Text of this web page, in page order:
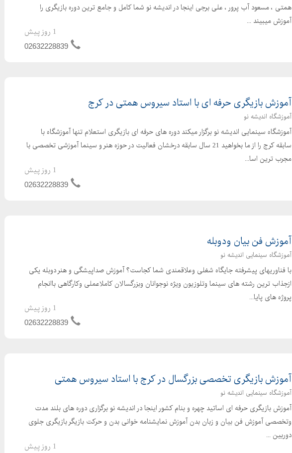
همتی ، مسعود آب پرور ، علی برجی اینجا در اندیشه نو شما کامل و جامع ترین دوره بازیگری را
آموزش میبیند ...
1 روز پیش
02632228839
آموزش بازیگری حرفه ای با استاد سیروس همتی در کرج
آموزشگاه اندیشه نو
آموزشگاه سینمایی اندیشه نو برگزار میکند دوره های حرفه ای بازیگری استعلام تنها آموزشگاه با
سابقه کرج را از ما بخواهید 21 سال سابقه درخشان فعالیت در حوزه هنر و سینما آموزشی تخصصی با
مجرب ترین اسا...
1 روز پیش
02632228839
آموزش فن بیان ودوبله
آموزشگاه سینمایی اندیشه نو
با فناوریهای پیشرفته جایگاه شغلی وعلاقمندی شما کجاست؟ آموزش صداپیشگی و هنر دوبله یکی
ازجذاب ترین رشته های سینما وتلوزیون ویژه نوجوانان وبزرگسالان کاملاعملی وکارگاهی باانجام
پروژه های پایا...
1 روز پیش
02632228839
آموزش بازیگری تخصصی بزرگسال در کرج با استاد سیروس همتی
آموزشگاه سینمایی اندیشه نو
آموزش بازیگری حرفه ای اساتید چهره و بنام کشور اینجا در اندیشه نو برگزاری دوره های بلند مدت
وتخصصی آموزش فن بیان و زبان بدن آموزش نمایشنامه خوانی بدن و حرکت بازیگر بازیگری جلوی
دوربین ...
1 روز پیش